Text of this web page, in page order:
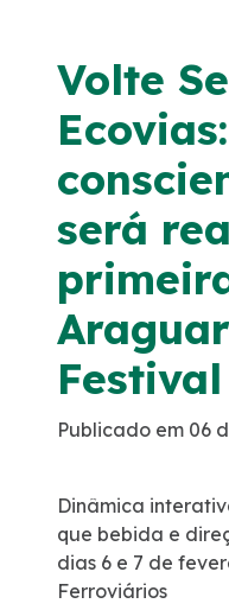
Links Úteis
Tráfego Mensal
Estatística de
Revistas
Notícias
Sustentabilidade
Compromissos
Compromisso de
Volte
será
Publicado em 06
Dinâmica
que bebida e
dias 6 e 7 de
Ferroviários